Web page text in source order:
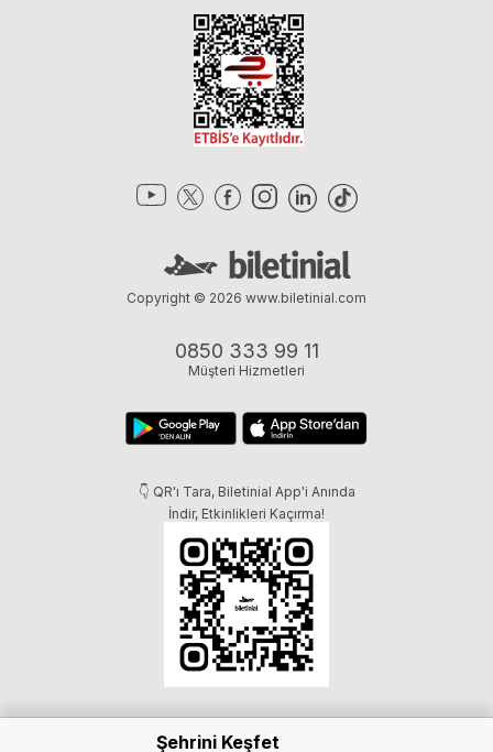
Şehrini Keşfet
0850 333 99 11
Müşteri Hizmetleri
👇 QR'ı Tara, Biletinial App'i Anında
İndir, Etkinlikleri Kaçırma!
Copyright © 2026 www.biletinial.com